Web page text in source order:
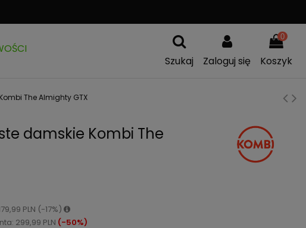
Szukaj
Zaloguj się
0
Koszyk
The Almighty GTX
damskie Kombi The
PLN (-17%)
299,99 PLN (-50%)